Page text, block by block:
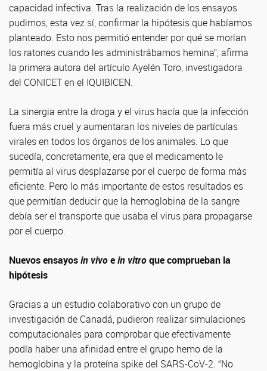
capacidad infectiva. Tras la realización de los ensayos
pudimos, esta vez sí, confirmar la hipótesis que habíamos
planteado. Esto nos permitió entender por qué se morían
los ratones cuando les administrábamos hemina”, afirma
la primera autora del artículo Ayelén Toro, investigadora
del CONICET en el IQUIBICEN.
La sinergia entre la droga y el virus hacía que la infección
fuera más cruel y aumentaran los niveles de partículas
virales en todos los órganos de los animales. Lo que
sucedía, concretamente, era que el medicamento le
permitía al virus desplazarse por el cuerpo de forma más
eficiente. Pero lo más importante de estos resultados es
que permitían deducir que la hemoglobina de la sangre
debía ser el transporte que usaba el virus para propagarse
por el cuerpo.
Nuevos ensayosin vivoein vitroque comprueban la
hipótesis
Gracias a un estudio colaborativo con un grupo de
investigación de Canadá, pudieron realizar simulaciones
computacionales para comprobar que efectivamente
podía haber una afinidad entre el grupo hemo de la
hemoglobina y la proteína spike del SARS-CoV-2. “No